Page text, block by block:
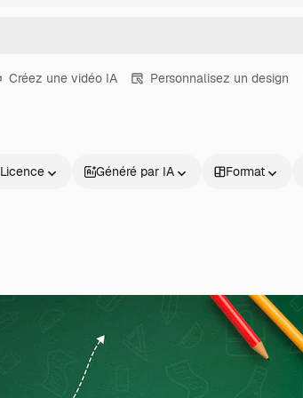
Créez une vidéo IA Personnalisez un design
Licence Généré par IA Format